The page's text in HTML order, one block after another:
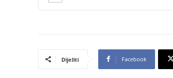
Dijeliti Facebook